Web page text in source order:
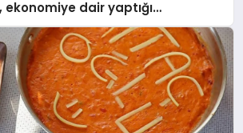
ekonomiye dair yaptığı
kaydetti: